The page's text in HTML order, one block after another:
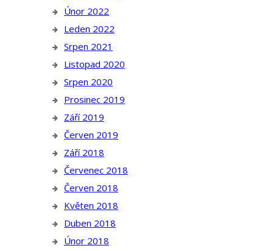
Únor 2022
Leden 2022
Srpen 2021
Listopad 2020
Srpen 2020
Prosinec 2019
Září 2019
Červen 2019
Září 2018
Červenec 2018
Červen 2018
Květen 2018
Duben 2018
Únor 2018